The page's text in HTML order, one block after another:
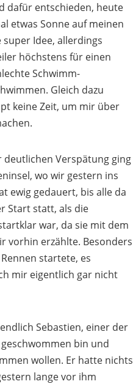
dafür entschieden, heute
etwas Sonne auf meinen
super Idee, allerdings
höchstens für einen
Schwimm-
Gleich dazu
keine Zeit, um mir über
deutlichen Verspätung ging
wo wir gestern ins
ewig gedauert, bis alle da
Start statt, als die
war, da sie mit dem
vorhin erzählte. Besonders
startete, es
mir eigentlich gar nicht
Sebastien, einer der
bin und
wollen. Er hatte nichts
lange vor ihm